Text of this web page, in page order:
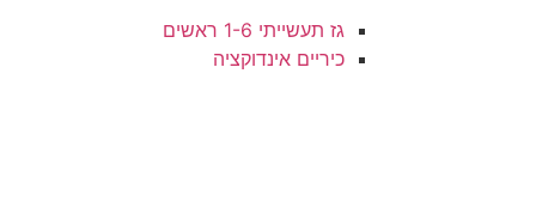
גז תעשייתי 1-6 ראשים
כיריים אינדוקציה